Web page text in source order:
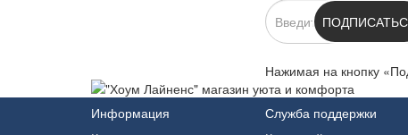
Нажимая на кнопку
Информация
Служба поддержки